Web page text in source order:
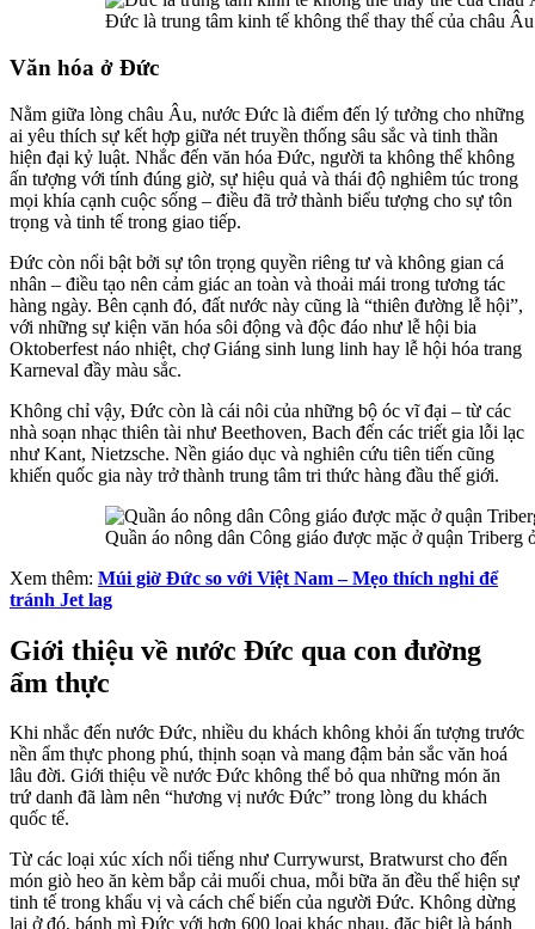
Đức là trung tâm kinh tế không thể thay thế của châu
Văn hóa ở Đức
Nằm giữa lòng châu Âu, nước Đức là điểm đến lý tưởng cho những
ai yêu thích sự kết hợp giữa nét truyền thống sâu sắc và tinh thần
hiện đại kỷ luật. Nhắc đến văn hóa Đức, người ta không thể không
ấn tượng với tính đúng giờ, sự hiệu quả và thái độ nghiêm túc trong
mọi khía cạnh cuộc sống – điều đã trở thành biểu tượng cho sự tôn
trọng và tinh tế trong giao tiếp.
Đức còn nổi bật bởi sự tôn trọng quyền riêng tư và không gian cá
nhân – điều tạo nên cảm giác an toàn và thoải mái trong tương tác
hàng ngày. Bên cạnh đó, đất nước này cũng là “thiên đường lễ hội”,
với những sự kiện văn hóa sôi động và độc đáo như lễ hội bia
Oktoberfest náo nhiệt, chợ Giáng sinh lung linh hay lễ hội hóa trang
Karneval đầy màu sắc.
Không chỉ vậy, Đức còn là cái nôi của những bộ óc vĩ đại – từ các
nhà soạn nhạc thiên tài như Beethoven, Bach đến các triết gia lỗi lạc
như Kant, Nietzsche. Nền giáo dục và nghiên cứu tiên tiến cũng
khiến quốc gia này trở thành trung tâm tri thức hàng đầu thế giới.
Quần áo nông dân Công giáo được mặc ở quận Triberg
Xem thêm: Múi giờ Đức so với Việt Nam – Mẹo thích nghi để
tránh Jet lag
Giới thiệu về nước Đức qua con đường
ẩm thực
Khi nhắc đến nước Đức, nhiều du khách không khỏi ấn tượng trước
nền ẩm thực phong phú, thịnh soạn và mang đậm bản sắc văn hoá
lâu đời. Giới thiệu về nước Đức không thể bỏ qua những món ăn
trứ danh đã làm nên “hương vị nước Đức” trong lòng du khách
quốc tế.
Từ các loại xúc xích nổi tiếng như Currywurst, Bratwurst cho đến
món giò heo ăn kèm bắp cải muối chua, mỗi bữa ăn đều thể hiện sự
tinh tế trong khẩu vị và cách chế biến của người Đức. Không dừng
lại ở đó, bánh mì Đức với hơn 600 loại khác nhau, đặc biệt là bánh